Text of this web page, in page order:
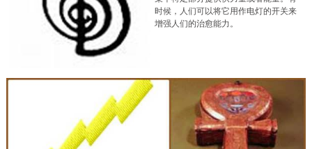
时候，人们可以将它用作电灯的开关来
增强人们的治愈能力。